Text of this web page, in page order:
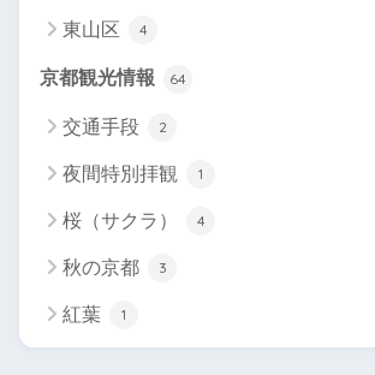
東山区 4
京都観光情報 64
交通手段 2
夜間特別拝観 1
桜（サクラ） 4
秋の京都 3
紅葉 1